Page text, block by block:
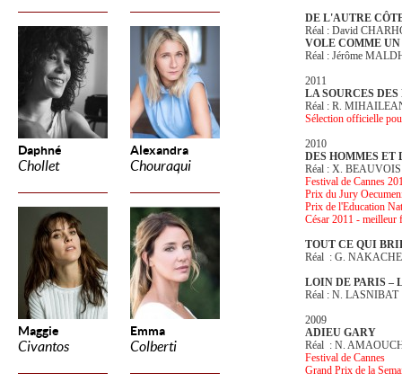
Daphné
Chollet
Alexandra
Chouraqui
Maggie
Civantos
Emma
Colberti
DE L'AUTRE
Réal : David
VOLE COMME
Réal : Jérôme
2011
LA SOURCES DES
Réal : R.
Sélection officielle
2010
DES HOMMES ET
Réal : X. BEAUVOIS
Festival de Cannes
Prix du Jury
Prix de l'Education
César 2011 - meilleur
TOUT CE QUI
Réal : G.
LOIN DE PARIS –
Réal : N. LASNIBAT
2009
ADIEU GARY
Réal : N.
Festival de Cannes
Grand Prix de la